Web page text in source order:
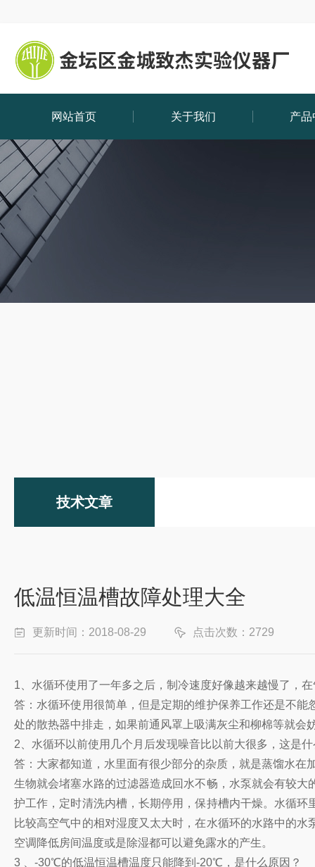
网站首页 关于我们 产品
技术文章
低温恒温槽故障处理大全
更新时间：2018-08-29 点击次数：2729
1、水循环使用了一年多之后，制冷速度好像越来越慢了，
答：水循环使用很简单，但是定期的维护保养工作还是不
处的散热器中排走，如果前通风罩上吸满灰尘和柳棉等就
2、水循环以前使用几个月后发现噪音比以前大很多，这是
答：大家都知道，水里面有很少部分的杂质，就是蒸馏水
生物就会堵塞水路的过滤器造成回水不畅，水泵就会有较
护工作，定时清洗内槽，长期停用，保持槽内干燥。水循
比较高空气中的相对湿度又太大时，在水循环的水路中的
空调降低房间温度或是除湿都可以避免露水的产生。
3 、-30℃的低温恒温槽温度只能降到-20℃，是什么原因？